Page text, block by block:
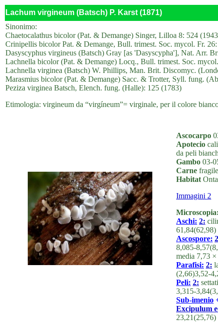
Lachum virgineum (Batsch) P. Karst (1871)
Sinonimo:
Chaetocalathus bicolor (Pat. & Demange) Singer, Lilloa 8: 524
Crinipellis bicolor Pat. & Demange, Bull. trimest. Soc. mycol. Fr.
Dasyscyphus virgineus (Batsch) Gray [as 'Dasyscypha'], Nat. Arr.
Lachnella bicolor (Pat. & Demange) Locq., Bull. trimest. Soc.
Lachnella virginea (Batsch) W. Phillips, Man. Brit. Discomyc.
Marasmius bicolor (Pat. & Demange) Sacc. & Trotter, Syll. fung.
Peziza virginea Batsch, Elench. fung. (Halle): 125 (1783)
Etimologia: virgineum da “virgíneum”= virginale, per il colore
Ascocarpo
Apotecio
da peli
Gambo 03-
Carne
Habitat
Immagini 2
Aschi: 2:
Ascospore:
8,085-
media 7,73
Parafisi: 2:
(2,66)3,52-
Peli: 2:
3,315-
Sub-imenio
Excipulum